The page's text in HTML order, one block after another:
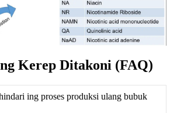
Kerep Ditakoni (FAQ)
ing proses produksi ulang bubuk